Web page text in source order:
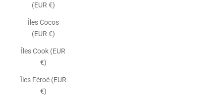
(EUR €)
Îles Cocos
(EUR €)
Îles Cook (EUR
€)
Îles Féroé (EUR
€)